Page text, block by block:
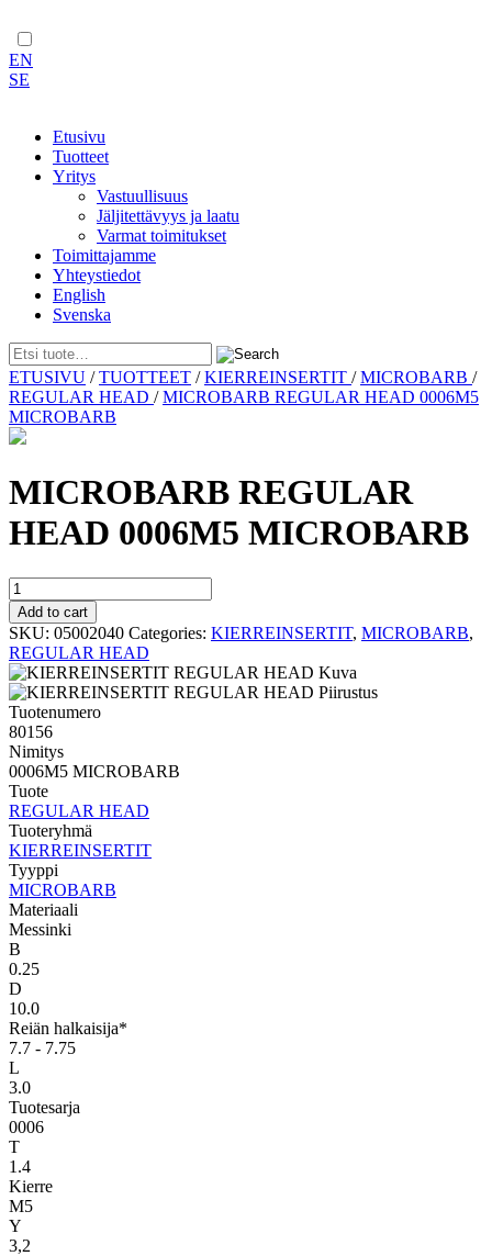
EN
SE
Etusivu
Tuotteet
Yritys
Vastuullisuus
Jäljitettävyys ja laatu
Varmat toimitukset
Toimittajamme
Yhteystiedot
English
Svenska
Skip
to
content
ETUSIVU /TUOTTEET /KIERREINSERTIT /MICROBARB /
REGULAR HEAD /MICROBARB REGULAR HEAD 0006M5
MICROBARB
MICROBARB REGULAR
HEAD 0006M5 MICROBARB
MICROBARB
REGULAR
HEAD
0006M5
MICROBARB
quantity
Add to cart
SKU: 05002040 Categories: KIERREINSERTIT, MICROBARB,
REGULAR HEAD
Tuotenumero
80156
Nimitys
0006M5 MICROBARB
Tuote
REGULAR HEAD
Tuoteryhmä
KIERREINSERTIT
Tyyppi
MICROBARB
Materiaali
Messinki
B
0.25
D
10.0
Reiän halkaisija*
7.7 - 7.75
L
3.0
Tuotesarja
0006
T
1.4
Kierre
M5
Y
3,2